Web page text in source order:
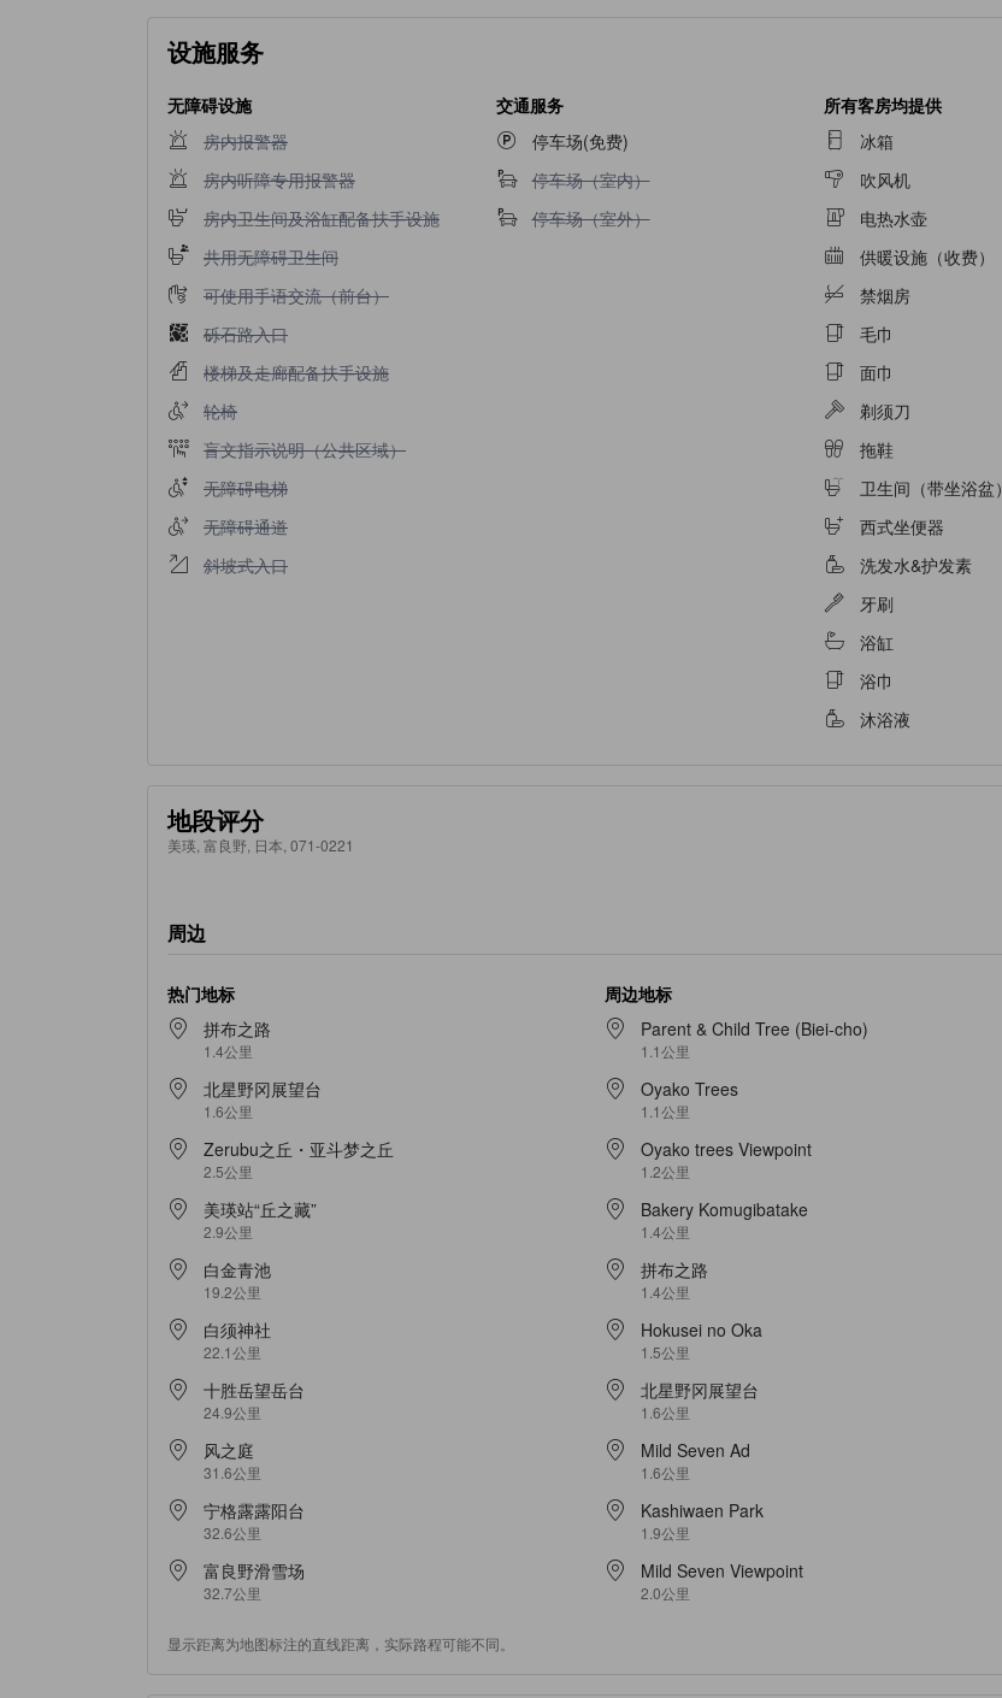
设施服务
无障碍设施
不提供房内报警器
房内报警器
不提供房内听障专用报警器
房内听障专用报警器
不提供房内卫生间及浴缸配备扶手设施
房内卫生间及浴缸配备扶手设施
不提供共用无障碍卫生间
共用无障碍卫生间
不提供可使用手语交流（前台）
可使用手语交流（前台）
不提供砾石路入口
砾石路入口
不提供楼梯及走廊配备扶手设施
楼梯及走廊配备扶手设施
不提供轮椅
轮椅
不提供盲文指示说明（公共区域）
盲文指示说明（公共区域）
不提供无障碍电梯
无障碍电梯
不提供无障碍通道
无障碍通道
不提供斜坡式入口
斜坡式入口
交通服务
停车场(免费)
不提供停车场（室内）
停车场（室内）
不提供停车场（室外）
停车场（室外）
所有客房均提供
冰箱
吹风机
电热水壶
供暖设施（收费）
禁烟房
毛巾
面巾
剃须刀
拖鞋
卫生间（带坐浴盆）
西式坐便器
洗发水&护发素
牙刷
浴缸
浴巾
沐浴液
地段评分
美瑛, 富良野, 日本, 071-0221
周边
热门地标
拼布之路
1.4公里
北星野冈展望台
1.6公里
Zerubu之丘・亚斗梦之丘
2.5公里
美瑛站“丘之藏”
2.9公里
白金青池
19.2公里
白须神社
22.1公里
十胜岳望岳台
24.9公里
风之庭
31.6公里
宁格露露阳台
32.6公里
富良野滑雪场
32.7公里
周边地标
Parent & Child Tree (Biei-cho)
1.1公里
Oyako Trees
1.1公里
Oyako trees Viewpoint
1.2公里
Bakery Komugibatake
1.4公里
拼布之路
1.4公里
Hokusei no Oka
1.5公里
北星野冈展望台
1.6公里
Mild Seven Ad
1.6公里
Kashiwaen Park
1.9公里
Mild Seven Viewpoint
2.0公里
显示距离为地图标注的直线距离，实际路程可能不同。